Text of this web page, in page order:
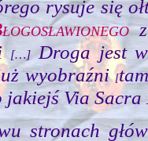
rysuje się
z
[…]Droga jest
wyobraźni[
jakiejś Via
stronach